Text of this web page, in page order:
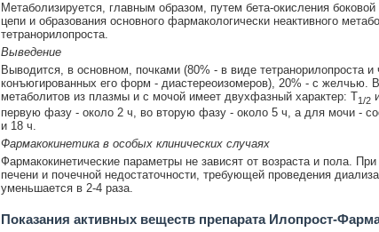
Метаболизируется, главным образом, путем бета-окисления боковой
цепи и образования основного фармакологически неактивного
тетранорилопроста.
Выведение
Выводится, в основном, почками (80% - в виде тетранорилопроста и
конъюгированных его форм - диастереоизомеров), 20% - с желчью.
метаболитов из плазмы и с мочой имеет двухфазный характер: T1/2
первую фазу - около 2 ч, во вторую фазу - около 5 ч, а для мочи -
и 18 ч.
Фармакокинетика в особых клинических случаях
Фармакокинетические параметры не зависят от возраста и пола. При
печени и почечной недостаточности, требующей проведения
уменьшается в 2-4 раза.
Показания активных веществ препарата Илопрост-